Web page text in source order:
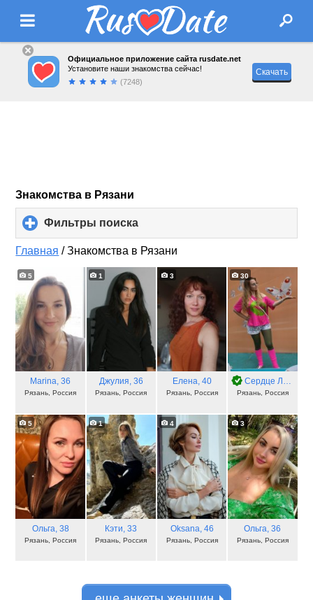
Официальное приложение сайта rusdate.net
Установите наши знакомства сейчас!
(7248)
Скачать
Знакомства в Рязани
Фильтры поиска
to
expand
contents
Главная /Знакомства в Рязани
5
Marina, 36
Рязань, Россия
1
Джулия, 36
Рязань, Россия
3
Елена, 40
Рязань, Россия
30
Сердце Львицы
Рязань, Россия
5
Ольга, 38
Рязань, Россия
1
Кэти, 33
Рязань, Россия
4
Oksana, 46
Рязань, Россия
3
Ольга, 36
Рязань, Россия